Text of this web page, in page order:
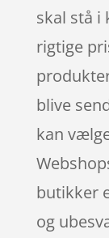
skal stå i
rigtige
blive
kan
butikker
og